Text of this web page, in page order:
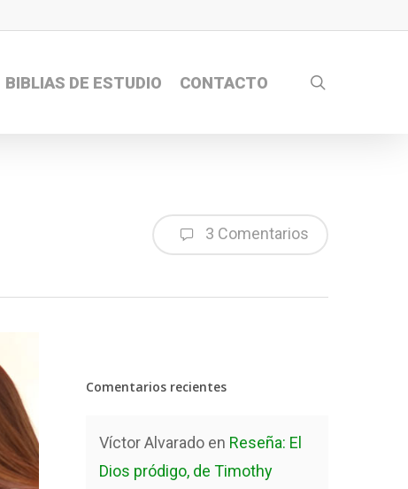
BIBLIAS DE ESTUDIO CONTACTO
3 Comentarios
Comentarios recientes
Víctor Alvarado en Reseña: El
Dios pródigo, de Timothy